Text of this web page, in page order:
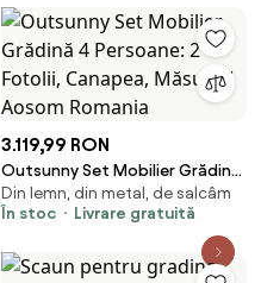
3.119,99 RON
Outsunny Set Mobilier Grădină
4 Persoane: 2 Fotolii, Canapea,
Măsuță | Aosom Romania
Din lemn, din metal, de salcâm
În stoc
Livrare gratuită